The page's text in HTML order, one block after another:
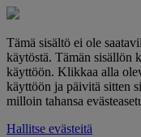
Tämä sisältö ei ole
käytöstä. Tämän sisällön
käyttöön. Klikkaa alla
käyttöön ja päivitä sitten
milloin tahansa
Hallitse evästeitä